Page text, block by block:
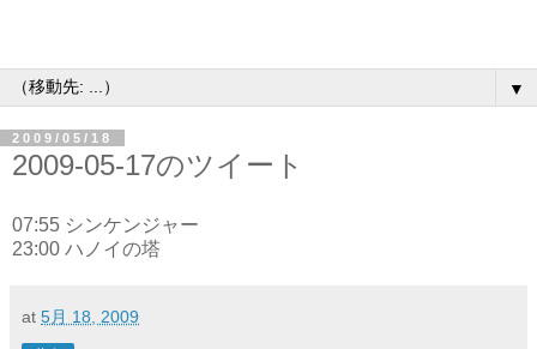
▼
2009/05/18
2009-05-17のツイート
07:55 シンケンジャー
23:00 ハノイの塔
at 5月 18, 2009